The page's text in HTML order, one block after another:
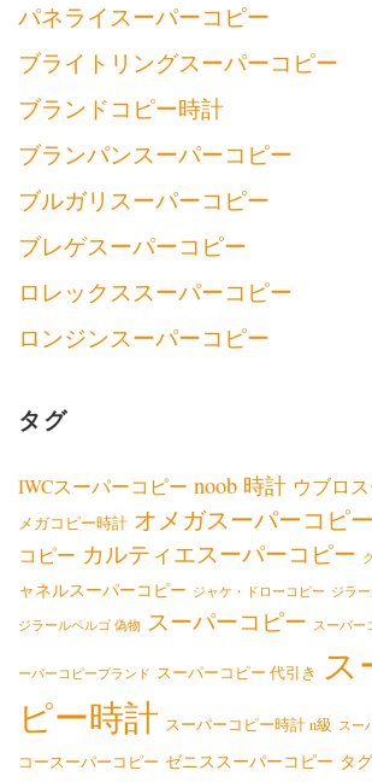
パネライスーパーコピー
ブライトリングスーパーコピー
ブランドコピー時計
ブランパンスーパーコピー
ブルガリスーパーコピー
ブレゲスーパーコピー
ロレックススーパーコピー
ロンジンスーパーコピー
タグ
IWCスーパーコピー noob 時計 ウブロ
メガコピー時計 オメガスーパーコピー
コピー カルティエスーパーコピー
ャネルスーパーコピー ジャケ・ドローコピー ジラ
ジラールペルゴ 偽物 スーパーコピー スーパー
ーパーコピーブランド スーパーコピー 代引き ス
ピー時計 スーパーコピー時計 n級 スー
コースーパーコピー ゼニススーパーコピー タ